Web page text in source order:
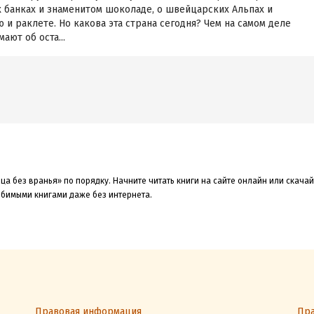
и знаменитом шоколаде, о швейцарских Альпах и
раклете. Но какова эта страна сегодня? Чем на самом деле
об оста...
без вранья» по порядку. Начните читать книги на сайте онлайн или
книгами даже без интернета.
Правовая информация